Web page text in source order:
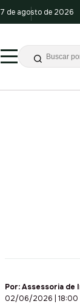
7 de agosto de 2026
Por:Assessoria de
02/06/2026 | 18:00